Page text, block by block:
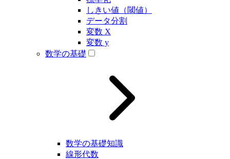
しきい値（閾値）
データ分割
変数 X
変数 y
数学の基礎
数学の基礎知識
線形代数